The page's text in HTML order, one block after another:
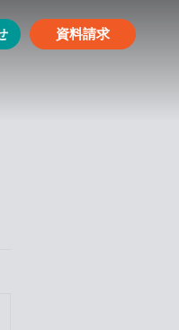
資料請求